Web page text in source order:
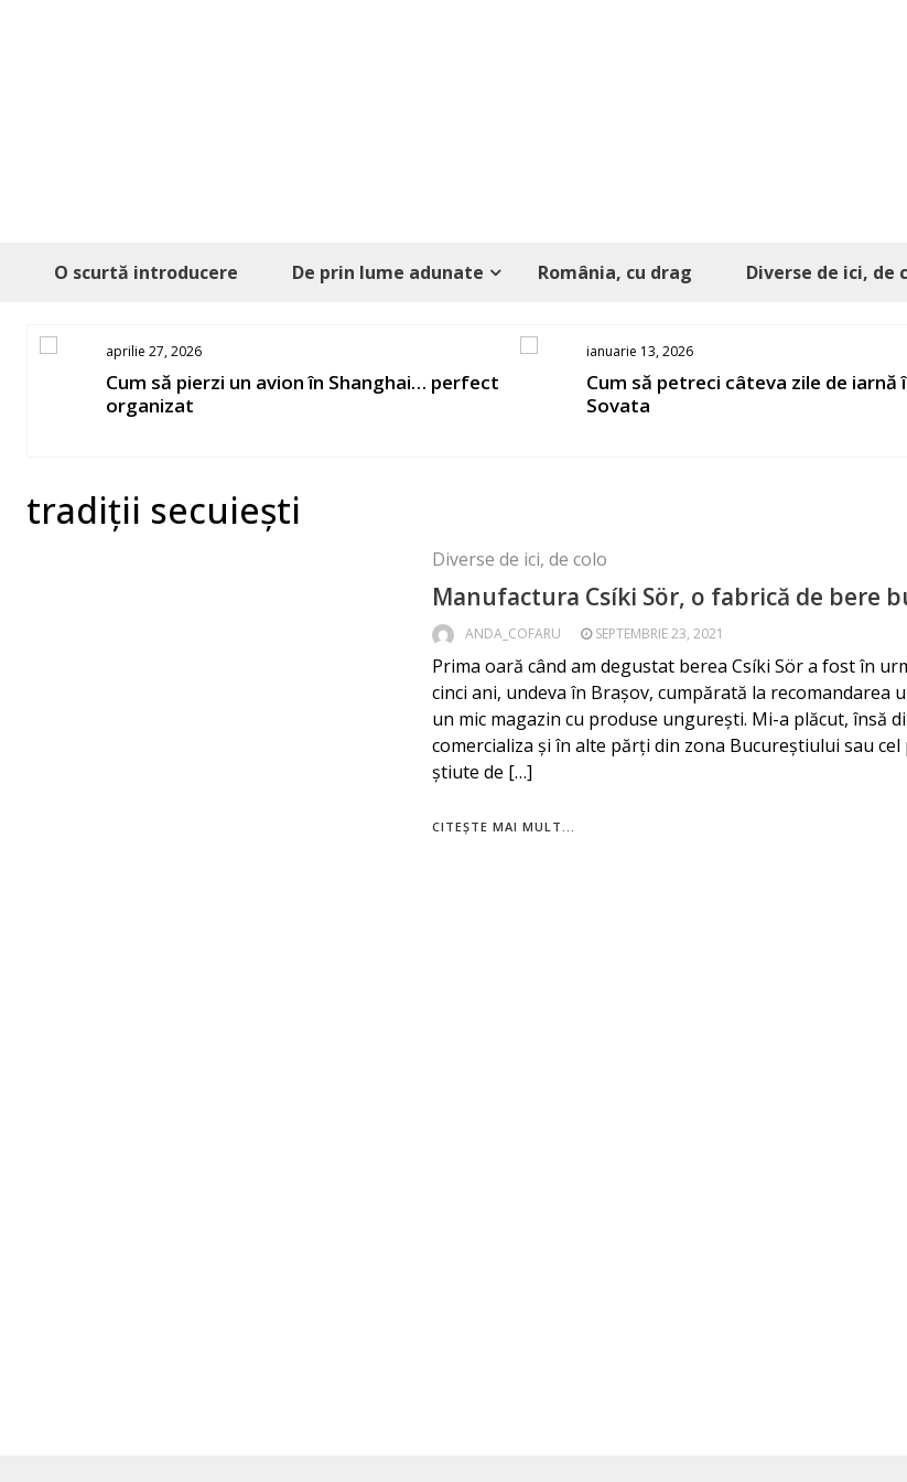
O scurtă introducere De prin lume adunate România, cu drag Diverse de ici, de
aprilie 27, 2026
Cum să pierzi un avion în Shanghai… perfect
organizat
ianuarie 13, 2026
Cum să petreci câteva zile de iarnă
Sovata
tradiții secuiești
Diverse de ici, de colo
Manufactura Csíki Sör, o fabrică de bere
ANDA_COFARU SEPTEMBRIE 23, 2021
Prima oară când am degustat berea Csíki Sör a fost în
cinci ani, undeva în Brașov, cumpărată la recomandarea
un mic magazin cu produse ungurești. Mi-a plăcut, însă
comercializa și în alte părți din zona Bucureștiului sau
știute de […]
CITEȘTE MAI MULT...